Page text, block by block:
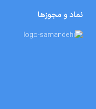
نماد و مجوزها